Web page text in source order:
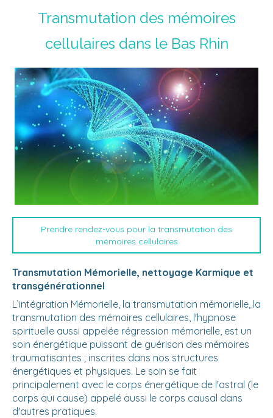
Transmutation des mémoires
cellulaires dans le Bas Rhin
Prendre rendez-vous pour la transmutation des
mémoires cellulaires
Transmutation Mémorielle, nettoyage Karmique et
transgénérationnel
L’intégration Mémorielle, la transmutation mémorielle, la
transmutation des mémoires cellulaires, l'hypnose
spirituelle aussi appelée régression mémorielle, est un
soin énergétique puissant de guérison des mémoires
traumatisantes ; inscrites dans nos structures
énergétiques et physiques. Le soin se fait
principalement avec le corps énergétique de l'astral (le
corps qui cause) appelé aussi le corps causal dans
d'autres pratiques.